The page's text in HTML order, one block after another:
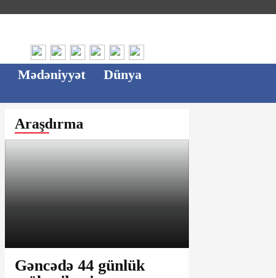
Mədəniyyət
Dünya
Araşdırma
Gəncədə 44 günlük